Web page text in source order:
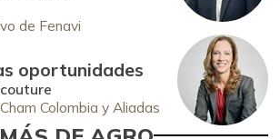
de Fenavi
oportunidades
Colombia y Aliadas